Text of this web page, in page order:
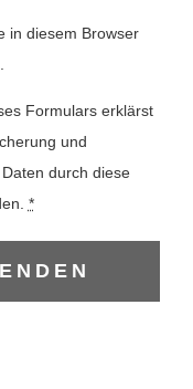
in diesem Browser
Formulars erklärst
und
durch diese
*